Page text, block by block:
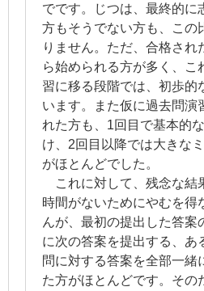
でです。じつは、最終的に
方もそうでない方も、この
りません。ただ、合格され
ら始められる方が多く、こ
習に移る段階では、初歩的
います。また仮に過去問演
れた方も、1回目で基本的
け、2回目以降では大きな
がほとんどでした。
これに対して、残念な結
時間がないためにやむを得
んが、最初の提出した答案
に次の答案を提出する、あ
問に対する答案を全部一緒
た方がほとんどです。その